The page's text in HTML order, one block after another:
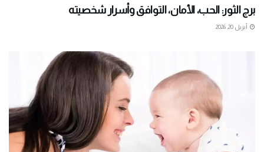
برج الثور: الحب، الأمان، التوافق وأسرار شخصيته
أبريل 20, 2026